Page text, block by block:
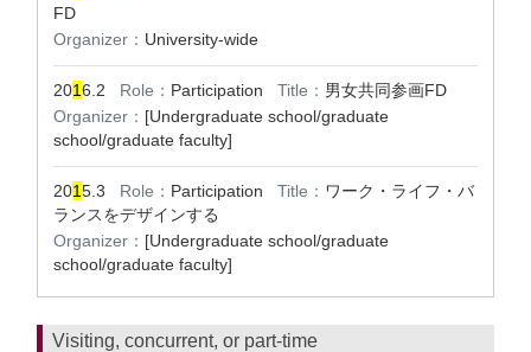
FD
Organizer： University-wide
2016.2 Role： Participation Title： 男女共同参画FD
Organizer： [Undergraduate school/graduate
school/graduate faculty]
2015.3 Role： Participation Title： ワーク・ライフ・バ
ランスをデザインする
Organizer： [Undergraduate school/graduate
school/graduate faculty]
Visiting, concurrent, or part-time